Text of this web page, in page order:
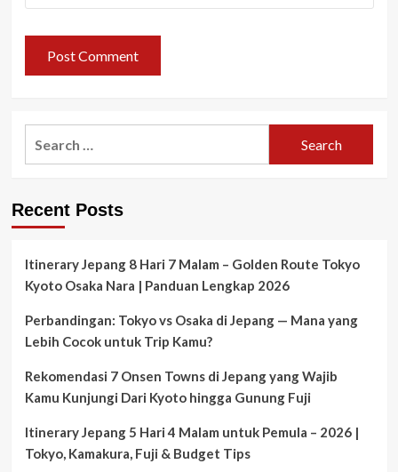
Recent Posts
Itinerary Jepang 8 Hari 7 Malam – Golden Route Tokyo
Kyoto Osaka Nara | Panduan Lengkap 2026
Perbandingan: Tokyo vs Osaka di Jepang — Mana yang
Lebih Cocok untuk Trip Kamu?
Rekomendasi 7 Onsen Towns di Jepang yang Wajib
Kamu Kunjungi Dari Kyoto hingga Gunung Fuji
Itinerary Jepang 5 Hari 4 Malam untuk Pemula – 2026 |
Tokyo, Kamakura, Fuji & Budget Tips